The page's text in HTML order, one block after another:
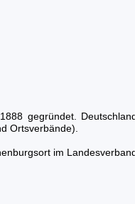
gegründet.
Ortsverbände).
im